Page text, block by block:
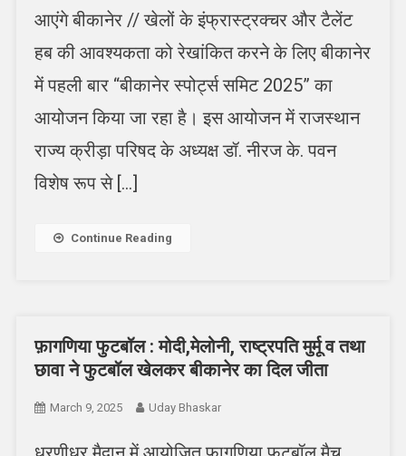
आएंगे बीकानेर // खेलों के इंफ्रास्ट्रक्चर और टैलेंट
हब की आवश्यकता को रेखांकित करने के लिए बीकानेर
में पहली बार “बीकानेर स्पोर्ट्स समिट 2025” का
आयोजन किया जा रहा है। इस आयोजन में राजस्थान
राज्य क्रीड़ा परिषद के अध्यक्ष डॉ. नीरज के. पवन
विशेष रूप से […]
Continue Reading
फ़ागणिया फुटबॉल : मोदी,मेलोनी, राष्ट्रपति मुर्मू व तथा
छावा ने फुटबॉल खेलकर बीकानेर का दिल जीता
March 9, 2025 Uday Bhaskar